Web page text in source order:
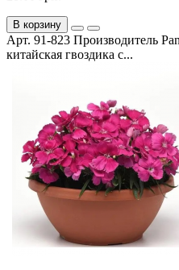
В корзину
Арт. 91-823 Производитель
китайская гвоздика с...